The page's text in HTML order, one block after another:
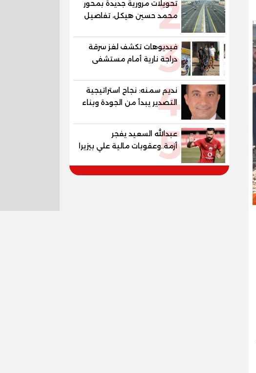
2
تحويلات مرورية جديدة بمحور
محمد حسين هيكل، تفاصيل
الغلق على مرحلتين
3
فيديوهات تكشف لغز سرقة
دراجة نارية أمام مستشفى
بمدينة نصر
4
نديم سمنه: نجاح استراتيجية
التصدير يبدأ من الجودة وبناء
الثقة في شعار "صنع في
مصر"
5
عبدالله السعيد يفجر
أزمة..وعقوبات مالية علي بيزيرا
وبانزا